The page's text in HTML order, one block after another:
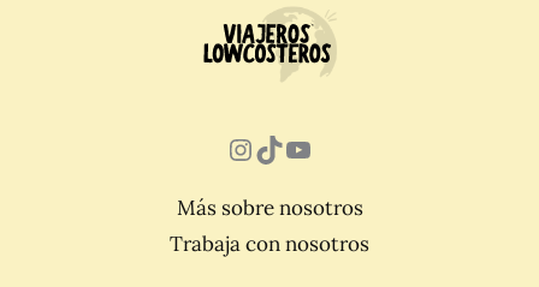
Instagram
TikTok
YouTube
Más sobre nosotros
Trabaja con nosotros